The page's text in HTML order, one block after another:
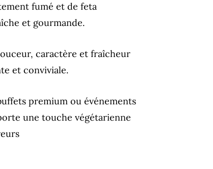
fumé et de feta
et gourmande.
caractère et fraîcheur
et conviviale.
premium ou événements
une touche végétarienne